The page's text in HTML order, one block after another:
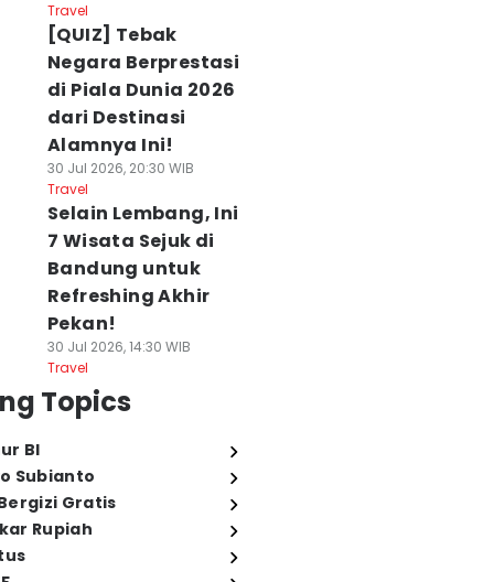
Travel
[QUIZ] Tebak
Negara Berprestasi
di Piala Dunia 2026
dari Destinasi
Alamnya Ini!
30 Jul 2026, 20:30 WIB
Travel
Selain Lembang, Ini
7 Wisata Sejuk di
Bandung untuk
Refreshing Akhir
Pekan!
30 Jul 2026, 14:30 WIB
Travel
Topics
BI
Subianto
Gratis
Rupiah